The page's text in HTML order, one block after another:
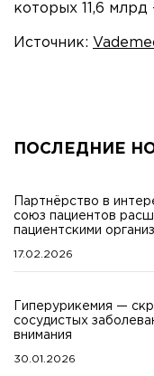
которых 11,6 млрд
Источник:
ПОСЛЕДНИЕ
Партнёрство в
союз пациентов
пациентскими
17.02.2026
Гиперурикемия —
сосудистых
внимания
30.01.2026